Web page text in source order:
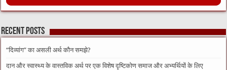
Recent Posts
“दिव्यांग” का असली अर्थ कौन समझे?
दान और स्वास्थ्य के वास्तविक अर्थ पर एक विशेष दृष्टिकोण समाज और अभ्यर्थियों के लिए